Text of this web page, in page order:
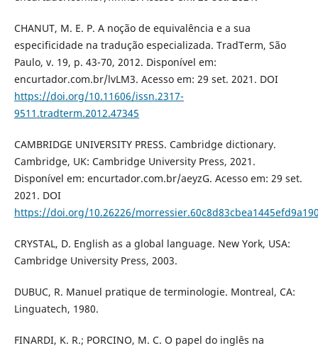
CHANUT, M. E. P. A noção de equivalência e a sua
especificidade na tradução especializada. TradTerm, São
Paulo, v. 19, p. 43-70, 2012. Disponível em:
encurtador.com.br/lvLM3. Acesso em: 29 set. 2021. DOI
https://doi.org/10.11606/issn.2317-
9511.tradterm.2012.47345
CAMBRIDGE UNIVERSITY PRESS. Cambridge dictionary.
Cambridge, UK: Cambridge University Press, 2021.
Disponível em: encurtador.com.br/aeyzG. Acesso em: 29 set.
2021. DOI
https://doi.org/10.26226/
CRYSTAL, D. English as a global language. New York, USA:
Cambridge University Press, 2003.
DUBUC, R. Manuel pratique de terminologie. Montreal, CA:
Linguatech, 1980.
FINARDI, K. R.; PORCINO, M. C. O papel do inglês na